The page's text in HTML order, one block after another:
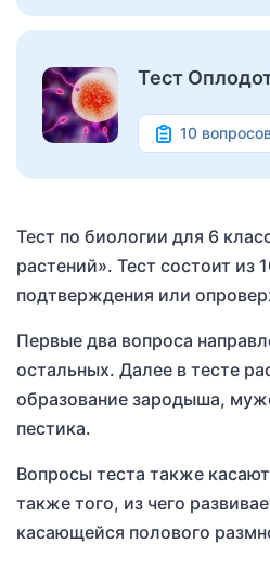
Тест
10
Тест по биологии для 6
растений». Тест состоит
подтверждения или
Первые два вопроса
остальных. Далее в тесте
образование зародыша,
пестика.
Вопросы теста также
также того, из чего
касающейся полового